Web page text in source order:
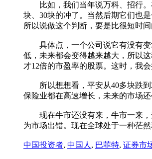
比如，我们当年说万科、招行。
块、30块的冲了。当然后期它们也
所以说做这个判断，要是比很短时
具体点，一个公司说它有没有变
低，未来都会变得越来越大，所以
才12倍的市盈率的股票。这时，我
所以想想看，平安从40多块跌到
保险业都在高速增长，未来的市场还
现在牛市还没有来，牛市一来，
为市场出错。现在全球处于一种茫
中国投资者, 中国人 , 巴菲特, 证券市